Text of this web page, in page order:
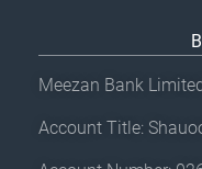
Meezan Bank
Account Title: